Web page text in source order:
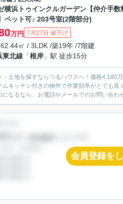
横浜トゥインクルガーデン【仲介手数
ペット可♪ 203号室(2階部分)
万円 7月27日 値下げ
㎡ / 3LDK /築19年 /7階建
東北線 「根岸 」駅 徒歩15分
土地を探すならつるハウスへ！価格4,180
キッチン付きの物件で作業効率がとても
なるなら、お電話やメールでのお問い合わ
会員登録を